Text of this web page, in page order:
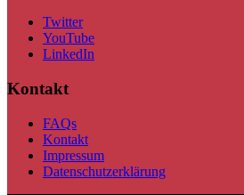
Twitter
YouTube
LinkedIn
Kontakt
FAQs
Kontakt
Impressum
Datenschutzerklärung